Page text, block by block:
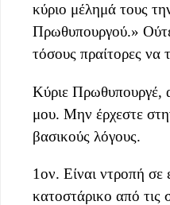
κύριο μέλημά τους
Πρωθυπουργού.»
τόσους πραίτορες να
Κύριε Πρωθυπουργέ,
μου. Μην έρχεστε
βασικούς λόγους.
1ον. Είναι ντροπή σε
κατοστάρικο από τις